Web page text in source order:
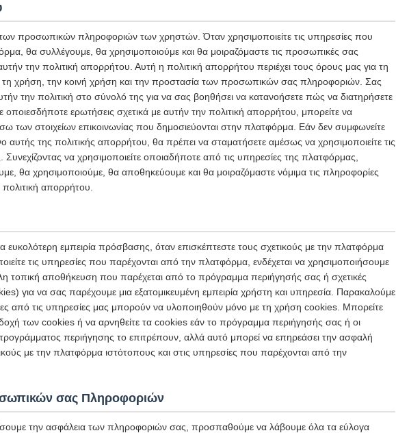
προσωπικών πληροφοριών των χρηστών. Όταν χρησιμοποιείτε τις υπηρεσίες που
θα συλλέγουμε, θα χρησιμοποιούμε και θα μοιραζόμαστε τις προσωπικές σας
την πολιτική απορρήτου. Αυτή η πολιτική απορρήτου περιέχει τους όρους μας για τη
χρήση, την κοινή χρήση και την προστασία των προσωπικών σας πληροφοριών. Σας
την πολιτική στο σύνολό της για να σας βοηθήσει να κατανοήσετε πώς να διατηρήσετε
ερωτήσεις σχετικά με αυτήν την πολιτική απορρήτου, μπορείτε να
των στοιχείων επικοινωνίας που δημοσιεύονται στην πλατφόρμα. Εάν δεν συμφωνείτε
αυτής της πολιτικής απορρήτου, θα πρέπει να σταματήσετε αμέσως να χρησιμοποιείτε τις
να χρησιμοποιείτε οποιαδήποτε από τις υπηρεσίες της πλατφόρμας,
θα χρησιμοποιούμε, θα αποθηκεύουμε και θα μοιραζόμαστε νόμιμα τις πληροφορίες
απορρήτου.
ευκολότερη εμπειρία πρόσβασης, όταν επισκέπτεστε τους σχετικούς με την πλατφόρμα
τις υπηρεσίες που παρέχονται από την πλατφόρμα, ενδέχεται να χρησιμοποιήσουμε
τοπική αποθήκευση που παρέχεται από το πρόγραμμα περιήγησής σας ή σχετικές
για να σας παρέχουμε μια εξατομικευμένη εμπειρία χρήστη και υπηρεσία. Παρακαλούμε
από τις υπηρεσίες μας μπορούν να υλοποιηθούν μόνο με τη χρήση cookies. Μπορείτε
των cookies ή να αρνηθείτε τα cookies εάν το πρόγραμμα περιήγησής σας ή οι
περιήγησης το επιτρέπουν, αλλά αυτό μπορεί να επηρεάσει την ασφαλή
με την πλατφόρμα ιστότοπους και στις υπηρεσίες που παρέχονται από την
σας Πληροφοριών
την ασφάλεια των πληροφοριών σας, προσπαθούμε να λάβουμε όλα τα εύλογα